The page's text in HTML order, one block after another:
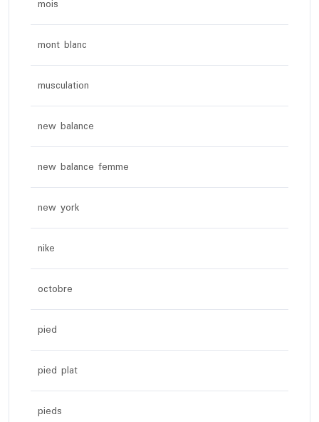
mois
mont blanc
musculation
new balance
new balance femme
new york
nike
octobre
pied
pied plat
pieds